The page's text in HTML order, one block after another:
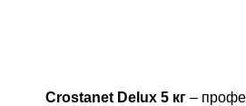
Crostanet Delux 5 кг –